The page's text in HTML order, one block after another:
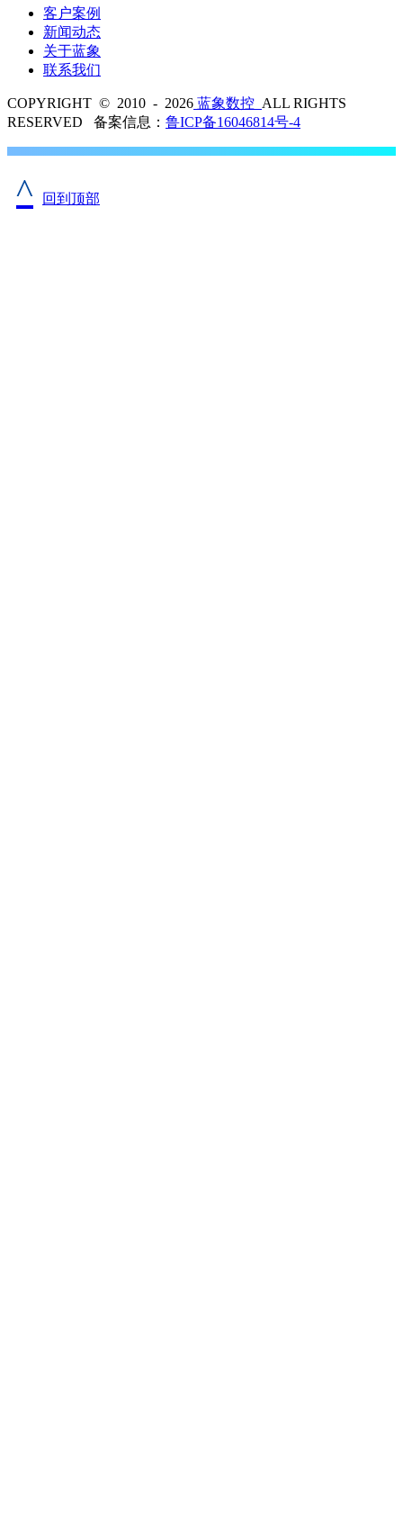
客户案例
新闻动态
关于蓝象
联系我们
COPYRIGHT © 2010 - 2026 蓝象数控 ALL RIGHTS
RESERVED 备案信息： 鲁ICP备16046814号-4
^ 回到顶部